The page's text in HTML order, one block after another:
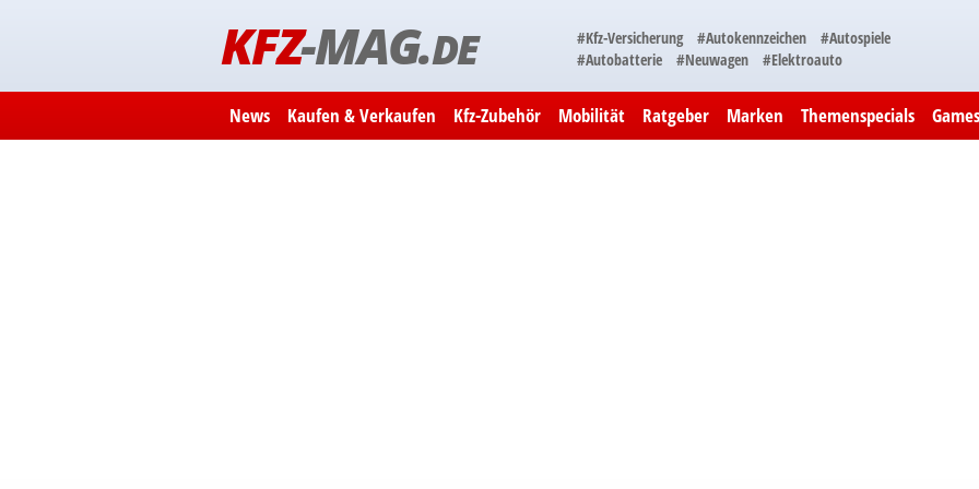
KFZ-MAG.DE #Kfz-Versicherung #Autokennzeichen
#Autospiele
#Autobatterie
#Neuwagen #Elektroauto
News Kaufen & Verkaufen Kfz-Zubehör Mobilität Ratgeber Marken Themenspecials Games